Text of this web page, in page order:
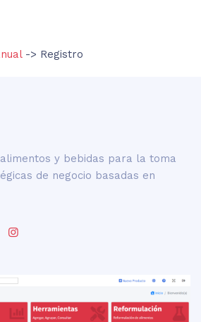
-> Registro
y bebidas para la toma
de negocio basadas en